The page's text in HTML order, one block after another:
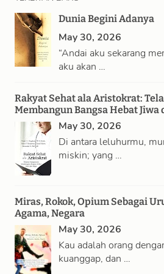
a
r
c
h
Dunia Begini Adanya
May 30, 2026
“Andai aku sekarang
aku akan …
Rakyat Sehat ala Aristokrat:
Membangun Bangsa Hebat Jiwa
May 30, 2026
Di antara leluhurmu,
miskin; yang …
Miras, Rokok, Opium Sebagai
Agama, Negara
May 30, 2026
Kau adalah orang
kuanggap, dan …